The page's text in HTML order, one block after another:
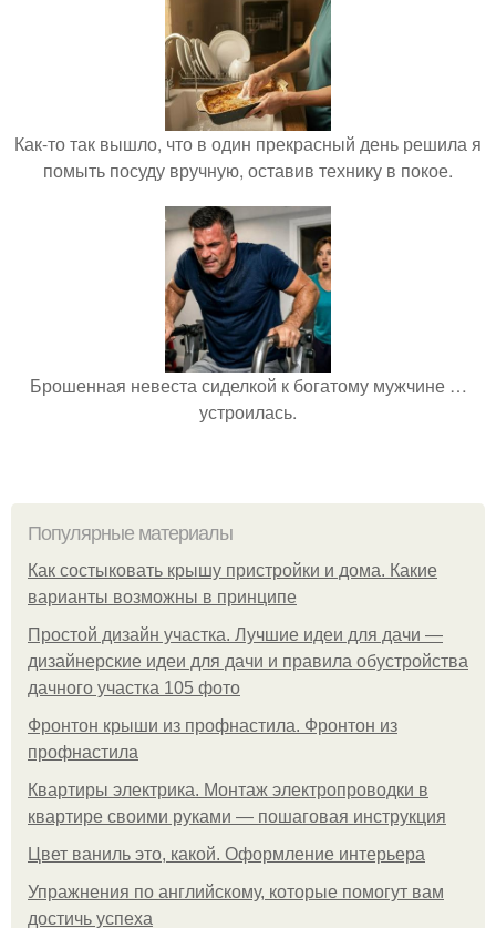
Как-то так вышло, что в один прекрасный день решила я
помыть посуду вручную, оставив технику в покое.
Брошенная невеста сиделкой к богатому мужчине …
устроилась.
Популярные материалы
Как состыковать крышу пристройки и дома. Какие
варианты возможны в принципе
Простой дизайн участка. Лучшие идеи для дачи —
дизайнерские идеи для дачи и правила обустройства
дачного участка 105 фото
Фронтон крыши из профнастила. Фронтон из
профнастила
Квартиры электрика. Монтаж электропроводки в
квартире своими руками — пошаговая инструкция
Цвет ваниль это, какой. Оформление интерьера
Упражнения по английскому, которые помогут вам
достичь успеха